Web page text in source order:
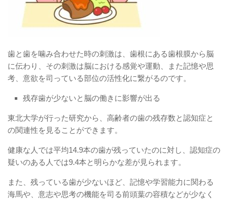
歯と歯を噛み合わせた時の刺激は、歯根にある歯根膜から脳
に伝わり、その刺激は脳における感覚や運動、また記憶や思
考、意欲を司っている部位の活性化に繋がるのです。
残存歯が少ないと脳の働きに影響が出る
東北大学が行った研究から、高齢者の歯の残存数と認知症と
の関連性を見ることができます。
健康な人では平均14.9本の歯が残っていたのに対し、認知症の
疑いのある人では9.4本と明らかな差が見られます。
また、残っている歯が少ないほど、記憶や学習能力に関わる
海馬や、意志や思考の機能を司る前頭葉の容積などが少なく